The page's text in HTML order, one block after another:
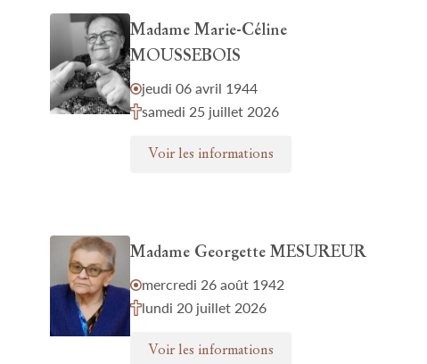
Madame Marie-Céline
MOUSSEBOIS
jeudi 06 avril 1944
samedi 25 juillet 2026
Voir les informations
Madame Georgette MESUREUR
mercredi 26 août 1942
lundi 20 juillet 2026
Voir les informations